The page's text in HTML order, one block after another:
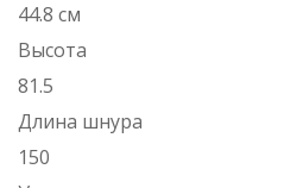
44.8 см
Высота
81.5
Длина шнура
150